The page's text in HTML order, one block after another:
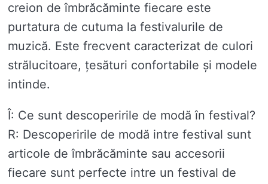
creion de îmbrăcăminte fiecare este
purtatura de cutuma la festivalurile de
muzică. Este frecvent caracterizat de culori
strălucitoare, țesături confortabile și modele
intinde.
Î: Ce sunt descoperirile de modă în festival?
R: Descoperirile de modă intre festival sunt
articole de îmbrăcăminte sau accesorii
fiecare sunt perfecte intre un festival de